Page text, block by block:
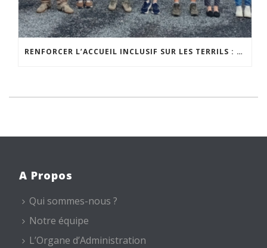
RENFORCER L’ACCUEIL INCLUSIF SUR LES TERRILS : UNE NOUVELLE ÉTAPE POUR LES GUIDES AMBASSADEURS
A Propos
Qui sommes-nous ?
Notre équipe
L’Organe d’Administration